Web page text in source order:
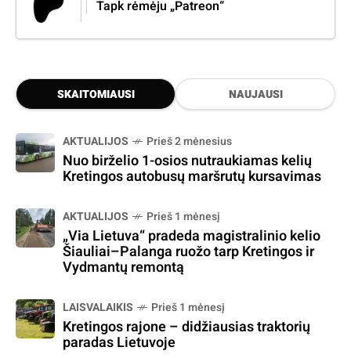
Tapk rėmėju „Patreon“
SKAITOMIAUSI NAUJAUSI
AKTUALIJOS Prieš 2 mėnesius
Nuo birželio 1-osios nutraukiamas kelių
Kretingos autobusų maršrutų kursavimas
AKTUALIJOS Prieš 1 mėnesį
„Via Lietuva“ pradeda magistralinio kelio
Šiauliai–Palanga ruožo tarp Kretingos ir
Vydmantų remontą
LAISVALAIKIS Prieš 1 mėnesį
Kretingos rajone – didžiausias traktorių
paradas Lietuvoje